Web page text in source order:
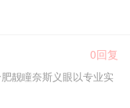
0回复
靓瞳奈斯义眼以专业实